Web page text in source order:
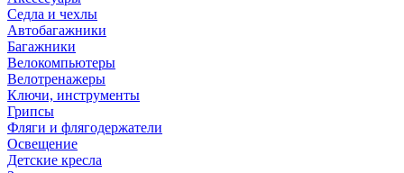
Седла и чехлы
Автобагажники
Багажники
Велокомпьютеры
Велотренажеры
Ключи, инструменты
Грипсы
Фляги и флягодержатели
Освещение
Детские кресла